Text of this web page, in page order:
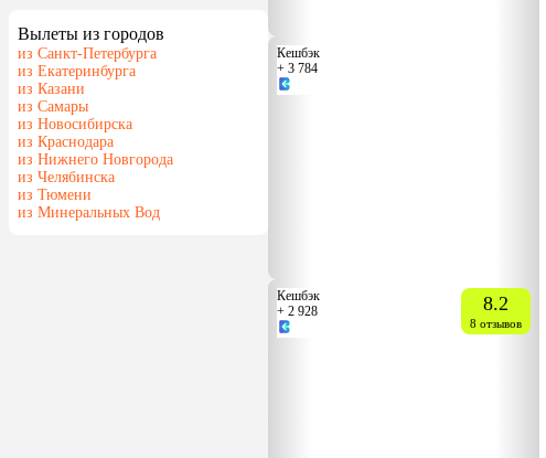
Вылеты из городов
из Санкт-Петербурга
из Екатеринбурга
из Казани
из Самары
из Новосибирска
из Краснодара
из Нижнего Новгорода
из Челябинска
из Тюмени
из Минеральных Вод
Кешбэк
+ 3 784
Кешбэк
+ 2 928
8.2
8 отзывов